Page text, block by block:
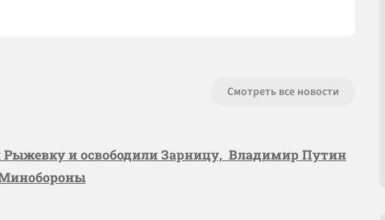
Смотреть все новости
Рыжевку и освободили Зарницу, Владимир Путин